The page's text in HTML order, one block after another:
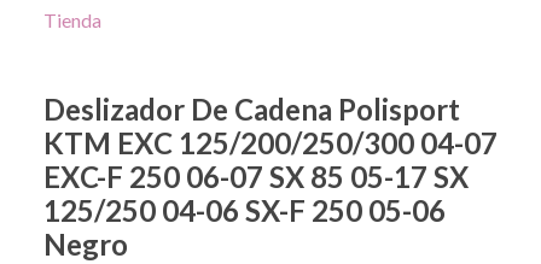
Tienda
Deslizador De Cadena Polisport
KTM EXC 125/200/250/300 04-07
EXC-F 250 06-07 SX 85 05-17 SX
125/250 04-06 SX-F 250 05-06
Negro